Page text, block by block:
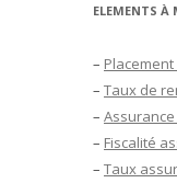
ELEMENTS À
–
– Taux de
–
– Fiscalité
– Taux